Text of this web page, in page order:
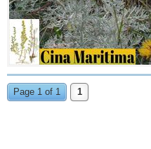
Page 1 of 1 1